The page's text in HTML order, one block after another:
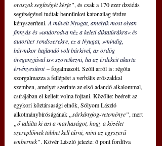
oroszok segítségét kérje”, és csak a 170 ezer dzsidás
segítségével tudtak bennünket katonailag térdre
kényszeríteni. A művelt Nyugat, amelyik most olyan
finnyás és »undorodva néz a keleti diktatúrákra« és
autoriter rendszerekre, ez a Nyugat, »mindig,
bármikor hajlandó volt bárkivel, az ördög
öreganyjával is« szövetkezni, ha az érdekeit akarta
érvényesíteni – fogalmazott. Szólt arról is: régóta
szorgalmazza a fellépést a verbális erőszakkal
szemben, amelyet szerinte az első adandó alkalommal,
csírájában el kellett volna fojtani. Közölte: beérett az
egykori köztársaságielnök, Sólyom László
alkotmánybíróságának
„sárkányfog-veteménye”, mert
„ő találta ki azt a marhaságot, hogy a közélet
szereplőinek többet kell tűrni, mint az egyszerű
embernek”. Kövér László jelezte: ő pont fordítva